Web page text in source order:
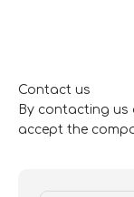
Contact us
By contacting us
accept the